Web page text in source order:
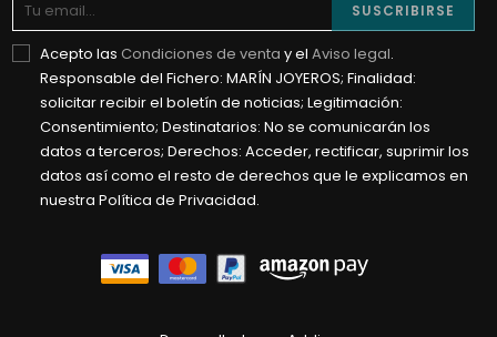
SUSCRIBIRSE
Acepto las Condiciones de venta y el Aviso legal.
Responsable del Fichero: MARÍN JOYEROS; Finalidad:
solicitar recibir el boletín de noticias; Legitimación:
Consentimiento; Destinatarios: No se comunicarán los
datos a terceros; Derechos: Acceder, rectificar, suprimir los
datos así como el resto de derechos que le explicamos en
nuestra Política de Privacidad.